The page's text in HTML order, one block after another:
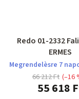
Redo 01-2332
ERMES
Megrendelèsre 7
55 618
66 212 Ft (–16